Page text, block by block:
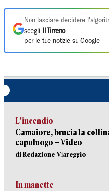
Non lasciare decidere
scegli
Il Tirreno
per le tue notizie su Google
L'incendio
Camaiore, brucia la
capoluogo – Video
di Redazione Viareggio
In manette